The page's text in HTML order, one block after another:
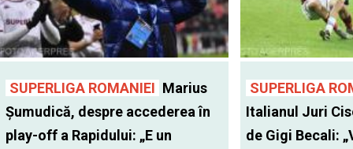
SUPERLIGA ROMANIEI Marius
Șumudică, despre accederea în
play-off a Rapidului: „E un
SUPERLIGA
Italianul Juri
de Gigi Becali: